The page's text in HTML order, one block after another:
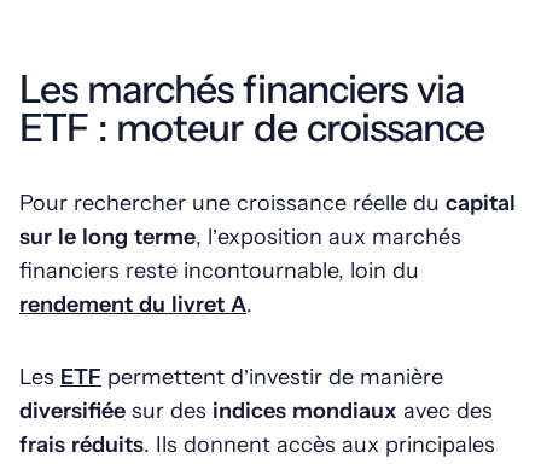
Les marchés financiers via
ETF : moteur de croissance
Pour rechercher une croissance réelle du capital
sur le long terme, l’exposition aux marchés
financiers reste incontournable, loin du
rendement du livret A.
Les ETF permettent d’investir de manière
diversifiée sur des indices mondiaux avec des
frais réduits. Ils donnent accès aux principales